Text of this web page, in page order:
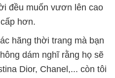
đều muốn vươn lên cao
hơn.
hãng thời trang mà bạn
dám nghĩ rằng họ sẽ
Dior, Chanel,... còn tôi